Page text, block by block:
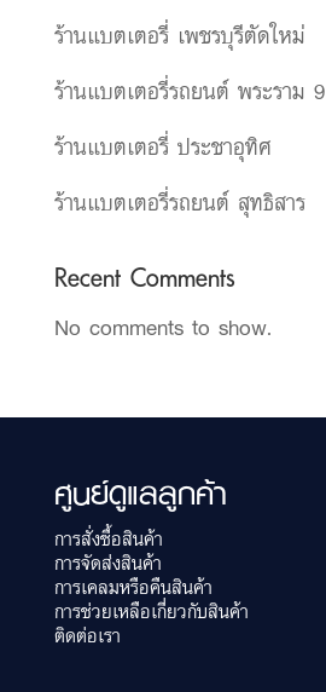
ร้านแบตเตอรี่ เพชรบุรีตัดใหม่
ร้านแบตเตอรี่รถยนต์ พระราม 9
ร้านแบตเตอรี่ ประชาอุทิศ
ร้านแบตเตอรี่รถยนต์ สุทธิสาร
Recent Comments
No comments to show.
ศูนย์ดูแลลูกค้า
การสั่งซื้อสินค้า
การจัดส่งสินค้า
การเคลมหรือคืนสินค้า
การช่วยเหลือเกี่ยวกับสินค้า
ติดต่อเรา